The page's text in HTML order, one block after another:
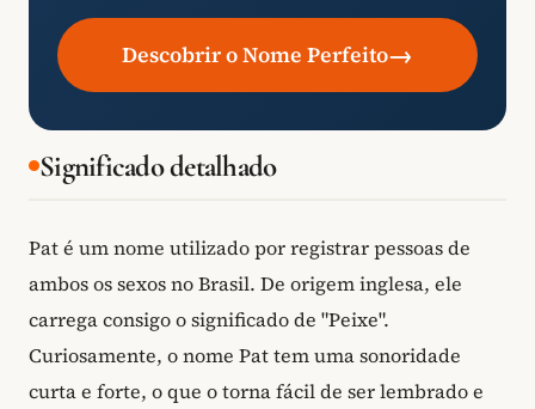
Descobrir o Nome Perfeito→
Significado detalhado
Pat é um nome utilizado por registrar pessoas de
ambos os sexos no Brasil. De origem inglesa, ele
carrega consigo o significado de "Peixe".
Curiosamente, o nome Pat tem uma sonoridade
curta e forte, o que o torna fácil de ser lembrado e